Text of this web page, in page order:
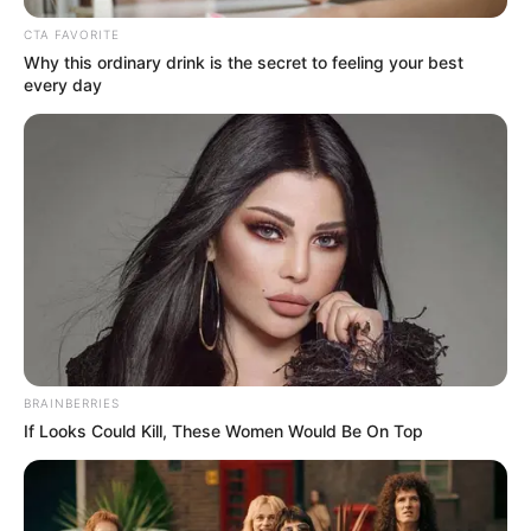
(foto: instagram/official_un_b)
CTA FAVORITE
Why this ordinary drink is the secret to feeling your best
every day
BRAINBERRIES
If Looks Could Kill, These Women Would Be On Top